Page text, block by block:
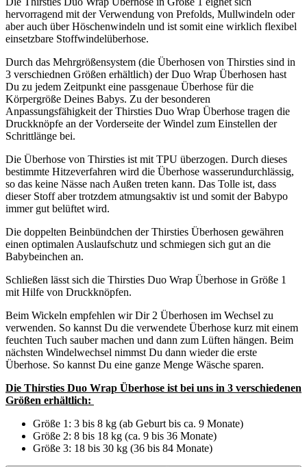
hervorragend mit der Verwendung von Prefolds, Mullwindeln oder
aber auch über Höschenwindeln und ist somit eine wirklich flexibel
einsetzbare Stoffwindelüberhose.
Durch das Mehrgrößensystem (die Überhosen von Thirsties sind in
3 verschiednen Größen erhältlich) der Duo Wrap Überhosen hast
Du zu jedem Zeitpunkt eine passgenaue Überhose für die
Körpergröße Deines Babys. Zu der besonderen
Anpassungsfähigkeit der Thirsties Duo Wrap Überhose tragen die
Druckknöpfe an der Vorderseite der Windel zum Einstellen der
Schrittlänge bei.
Die Überhose von Thirsties ist mit TPU überzogen. Durch dieses
bestimmte Hitzeverfahren wird die Überhose wasserundurchlässig,
so das keine Nässe nach Außen treten kann. Das Tolle ist, dass
dieser Stoff aber trotzdem atmungsaktiv ist und somit der Babypo
immer gut belüftet wird.
Die doppelten Beinbündchen der Thirsties Überhosen gewähren
einen optimalen Auslaufschutz und schmiegen sich gut an die
Babybeinchen an.
Schließen lässt sich die Thirsties Duo Wrap Überhose in Größe 1
mit Hilfe von Druckknöpfen.
Beim Wickeln empfehlen wir Dir 2 Überhosen im Wechsel zu
verwenden. So kannst Du die verwendete Überhose kurz mit einem
feuchten Tuch sauber machen und dann zum Lüften hängen. Beim
nächsten Windelwechsel nimmst Du dann wieder die erste
Überhose. So kannst Du eine ganze Menge Wäsche sparen.
Die Thirsties Duo Wrap Überhose ist bei uns in 3 verschiedenen
Größen erhältlich:
Größe 1: 3 bis 8 kg (ab Geburt bis ca. 9 Monate)
Größe 2: 8 bis 18 kg (ca. 9 bis 36 Monate)
Größe 3: 18 bis 30 kg (36 bis 84 Monate)